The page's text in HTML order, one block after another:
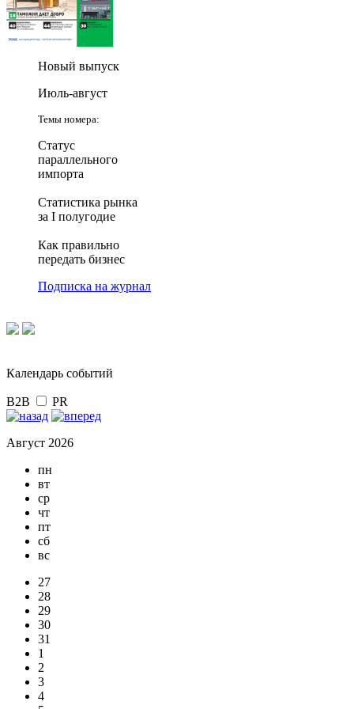
Новый выпуск
Июль-август
Темы номера:
Статус
параллельного
импорта
Статистика рынка
за I полугодие
Как правильно
передать бизнес
Подписка на журнал
Календарь событий
B2B PR
Август 2026
пн
вт
ср
чт
пт
сб
вс
27
28
29
30
31
1
2
3
4